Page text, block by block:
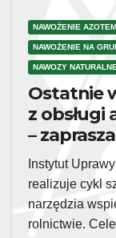
NAWOŻENIE AZOTEM
NAWOŻENIE NA
NAWOZY NATURALNE
Ostatnie
z obsługi
–
Instytut
realizuje cykl
narzędzia
rolnictwie.